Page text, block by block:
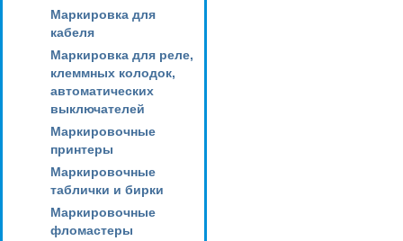
Маркировка для
кабеля
Маркировка для реле,
клеммных колодок,
автоматических
выключателей
Маркировочные
принтеры
Маркировочные
таблички и бирки
Маркировочные
фломастеры